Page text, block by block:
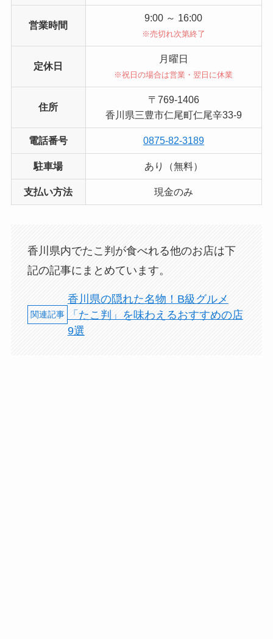
営業時間
9:00 ～ 16:00
※売切れ次第終了
定休日
月曜日
※祝日の場合は営業・翌日に休業
住所
〒769-1406
香川県三豊市仁尾町仁尾辛33-9
電話番号 0875-82-3189
駐車場 あり（無料）
支払い方法 現金のみ
香川県内でたこ判が食べれる他のお店は下
記の記事にまとめています。
香川県の隠れた名物！B級グルメ
「たこ判」を味わえるおすすめの店
9選